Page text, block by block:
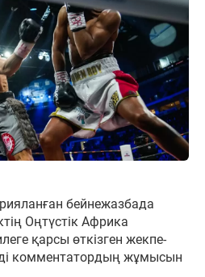
бейнежазбада
Оңтүстік Африка
қарсы өткізген жекпе-
комментатордың жұмысын